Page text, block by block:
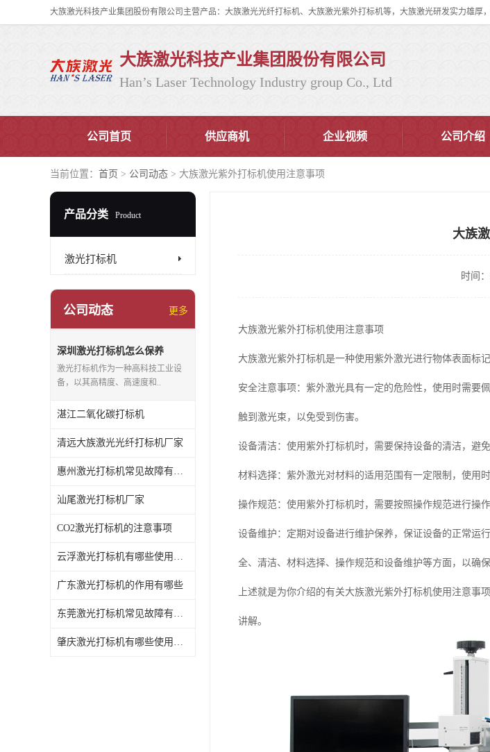
大族激光科技产业集团股份有限公司
Han’s Laser Technology Industry group Co., Ltd
公司首页 供应商机 企业视频 公司介绍
当前位置： 首页 > 公司动态 > 大族激光紫外打标机使用注意事项
产品分类 Product
激光打标机
公司动态 更多
深圳激光打标机怎么保养
激光打标机作为一种高科技工业设
备，以其高精度、高速度和..
湛江二氧化碳打标机
清远大族激光光纤打标机厂家
惠州激光打标机常见故障有哪些
汕尾激光打标机厂家
CO2激光打标机的注意事项
云浮激光打标机有哪些使用特点
广东激光打标机的作用有哪些
东莞激光打标机常见故障有哪些
肇庆激光打标机有哪些使用特点
大族
时间
大族激光紫外打标机使用注意事项
大族激光紫外打标机是一种使用紫外激光进行物体表面标
安全注意事项：紫外激光具有一定的危险性，使用时需要
触到激光束，以免受到伤害。
设备清洁：使用紫外打标机时，需要保持设备的清洁，避
材料选择：紫外激光对材料的适用范围有一定限制，使用
操作规范：使用紫外打标机时，需要按照操作规范进行操
设备维护：定期对设备进行维护保养，保证设备的正常运
全、清洁、材料选择、操作规范和设备维护等方面，以确
上述就是为你介绍的有关大族激光紫外打标机使用注意
讲解。